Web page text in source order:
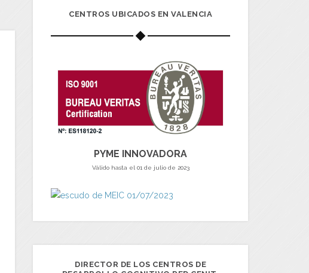
CENTROS UBICADOS EN VALENCIA
PYME INNOVADORA
Válido hasta el 01 de julio de 2023
DIRECTOR DE LOS CENTROS DE